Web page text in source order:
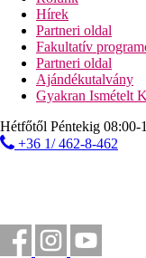
Képgaléria
Hírek
Partneri oldal
Fakultatív
Partneri oldal
Ajándékutalvány
Gyakran Ismételt
Hétfőtől Péntekig 08:00-
+36 1/ 462-8-462